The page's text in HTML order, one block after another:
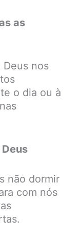
as
nos
o dia ou à
não dormir
com nós